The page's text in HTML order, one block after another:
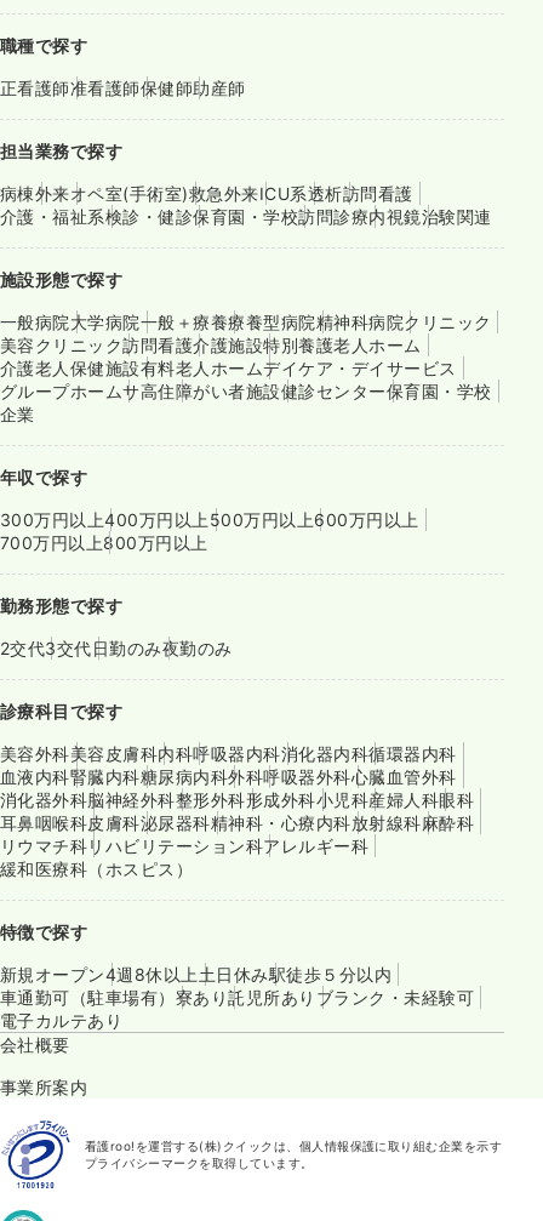
職種で探す
正看護師准看護師保健師助産師
担当業務で探す
病棟外来オペ室(手術室)救急外来ICU系透析訪問看護
介護・福祉系検診・健診保育園・学校訪問診療内視鏡治験関連
施設形態で探す
一般病院大学病院一般＋療養療養型病院精神科病院クリニック
美容クリニック訪問看護介護施設特別養護老人ホーム
介護老人保健施設有料老人ホームデイケア・デイサービス
グループホームサ高住障がい者施設健診センター保育園・学校
企業
年収で探す
300万円以上400万円以上 500万円以上600万円以上
700万円以上800万円以上
勤務形態で探す
2交代3交代日勤のみ夜勤のみ
診療科目で探す
美容外科美容皮膚科内科呼吸器内科消化器内科循環器内科
血液内科腎臓内科糖尿病内科外科呼吸器外科心臓血管外科
消化器外科脳神経外科整形外科形成外科小児科産婦人科眼科
耳鼻咽喉科皮膚科泌尿器科精神科・心療内科放射線科麻酔科
リウマチ科リハビリテーション科アレルギー科
緩和医療科（ホスピス）
特徴で探す
新規オープン4週8休以上 土日休み駅徒歩５分以内
車通勤可（駐車場有） 寮あり託児所あり ブランク・未経験可
電子カルテあり
会社概要
事業所案内
看護roo!を運営する(株)クイックは、個人情報保護に取り組む企業を示す
プライバシーマークを取得しています。